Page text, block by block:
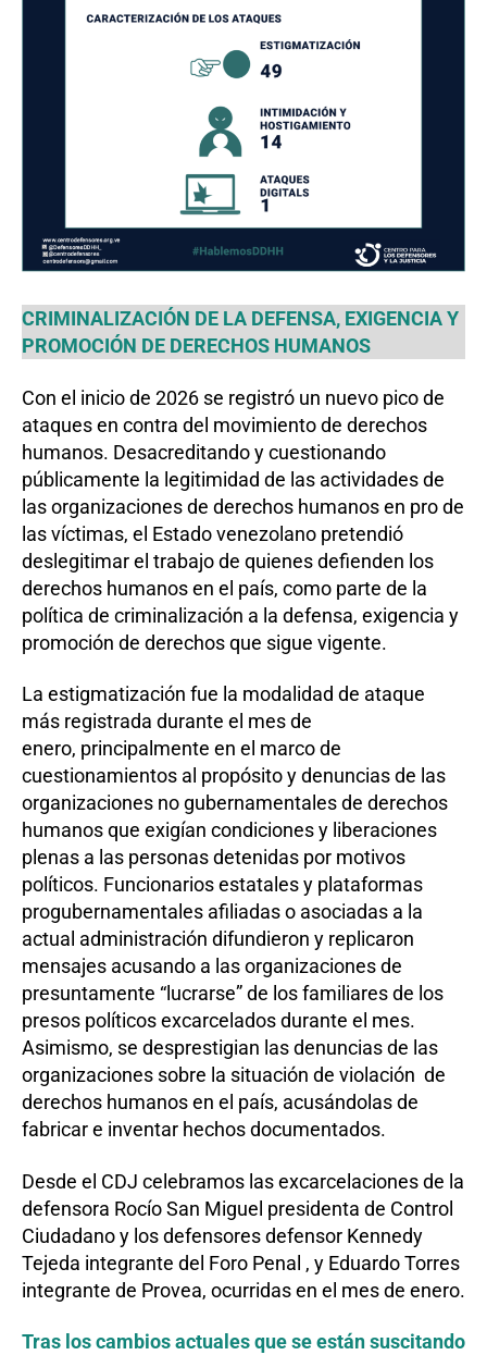
CRIMINALIZACIÓN DE LA DEFENSA, EXIGENCIA Y
PROMOCIÓN DE DERECHOS HUMANOS
Con el inicio de 2026 se registró un nuevo pico de
ataques en contra del movimiento de derechos
humanos. Desacreditando y cuestionando
públicamente la legitimidad de las actividades de
las organizaciones de derechos humanos en pro de
las víctimas, el Estado venezolano pretendió
deslegitimar el trabajo de quienes defienden los
derechos humanos en el país, como parte de la
política de criminalización a la defensa, exigencia y
promoción de derechos que sigue vigente.
La estigmatización fue la modalidad de ataque
más registrada durante el mes de
enero, principalmente en el marco de
cuestionamientos al propósito y denuncias de las
organizaciones no gubernamentales de derechos
humanos que exigían condiciones y liberaciones
plenas a las personas detenidas por motivos
políticos. Funcionarios estatales y plataformas
progubernamentales afiliadas o asociadas a la
actual administración difundieron y replicaron
mensajes acusando a las organizaciones de
presuntamente “lucrarse” de los familiares de los
presos políticos excarcelados durante el mes.
Asimismo, se desprestigian las denuncias de las
organizaciones sobre la situación de violación de
derechos humanos en el país, acusándolas de
fabricar e inventar hechos documentados.
Desde el CDJ celebramos las excarcelaciones de la
defensora Rocío San Miguel presidenta de Control
Ciudadano y los defensores defensor Kennedy
Tejeda integrante del Foro Penal , y Eduardo Torres
integrante de Provea, ocurridas en el mes de enero.
Tras los cambios actuales que se están suscitando